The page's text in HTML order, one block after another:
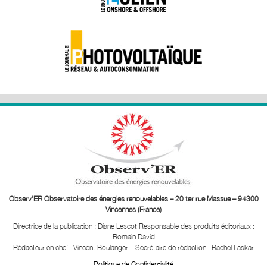
Observ’ER Observatoire des énergies renouvelables – 20 ter rue Massue – 94300
Vincennes (France)
Directrice de la publication : Diane Lescot Responsable des produits éditoriaux :
Romain David
Rédacteur en chef : Vincent Boulanger – Secrétaire de rédaction : Rachel Laskar